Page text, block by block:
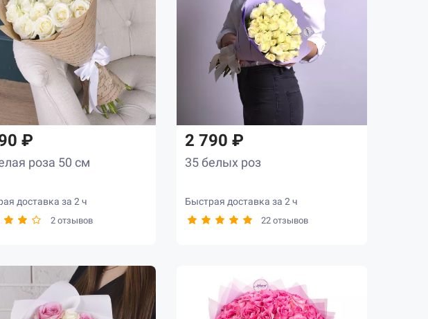
₽
роза 50 см
доставка за 2 ч
2 отзывов
2 790 ₽
35 белых роз
Быстрая доставка за 2 ч
22 отзывов